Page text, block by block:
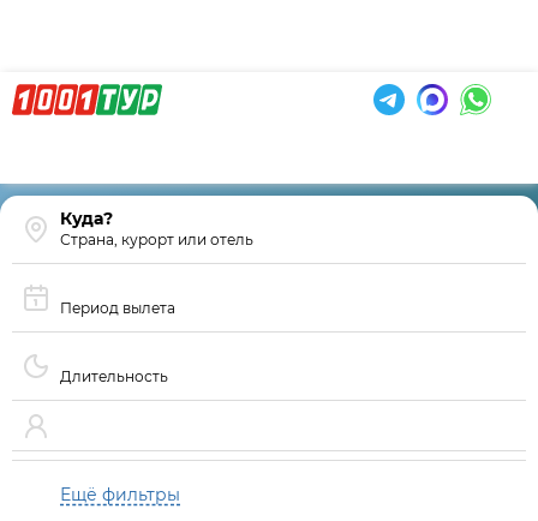
Страна, курорт или отель
Период вылета
Длительность
Ещё фильтры